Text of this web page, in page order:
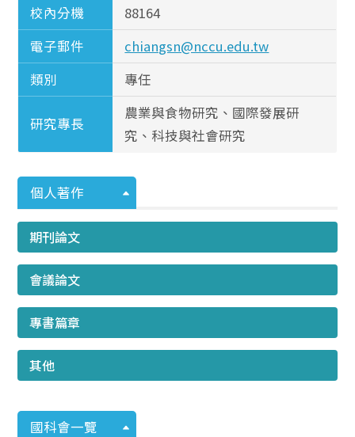
校內分機
88164
電子郵件
chiangsn@nccu.edu.tw
類別
專任
研究專長
農業與食物研究、國際發展研
究、科技與社會研究
個人著作
期刊論文
會議論文
專書篇章
其他
國科會一覽